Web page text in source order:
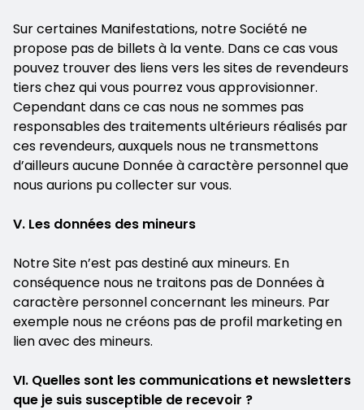
Sur certaines Manifestations, notre Société ne
propose pas de billets à la vente. Dans ce cas vous
pouvez trouver des liens vers les sites de revendeurs
tiers chez qui vous pourrez vous approvisionner.
Cependant dans ce cas nous ne sommes pas
responsables des traitements ultérieurs réalisés par
ces revendeurs, auxquels nous ne transmettons
d’ailleurs aucune Donnée à caractère personnel que
nous aurions pu collecter sur vous.
V. Les données des mineurs
Notre Site n’est pas destiné aux mineurs. En
conséquence nous ne traitons pas de Données à
caractère personnel concernant les mineurs. Par
exemple nous ne créons pas de profil marketing en
lien avec des mineurs.
VI. Quelles sont les communications et newsletters
que je suis susceptible de recevoir ?